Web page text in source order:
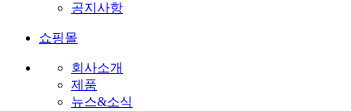
공지사항
쇼핑몰
회사소개
제품
뉴스&소식